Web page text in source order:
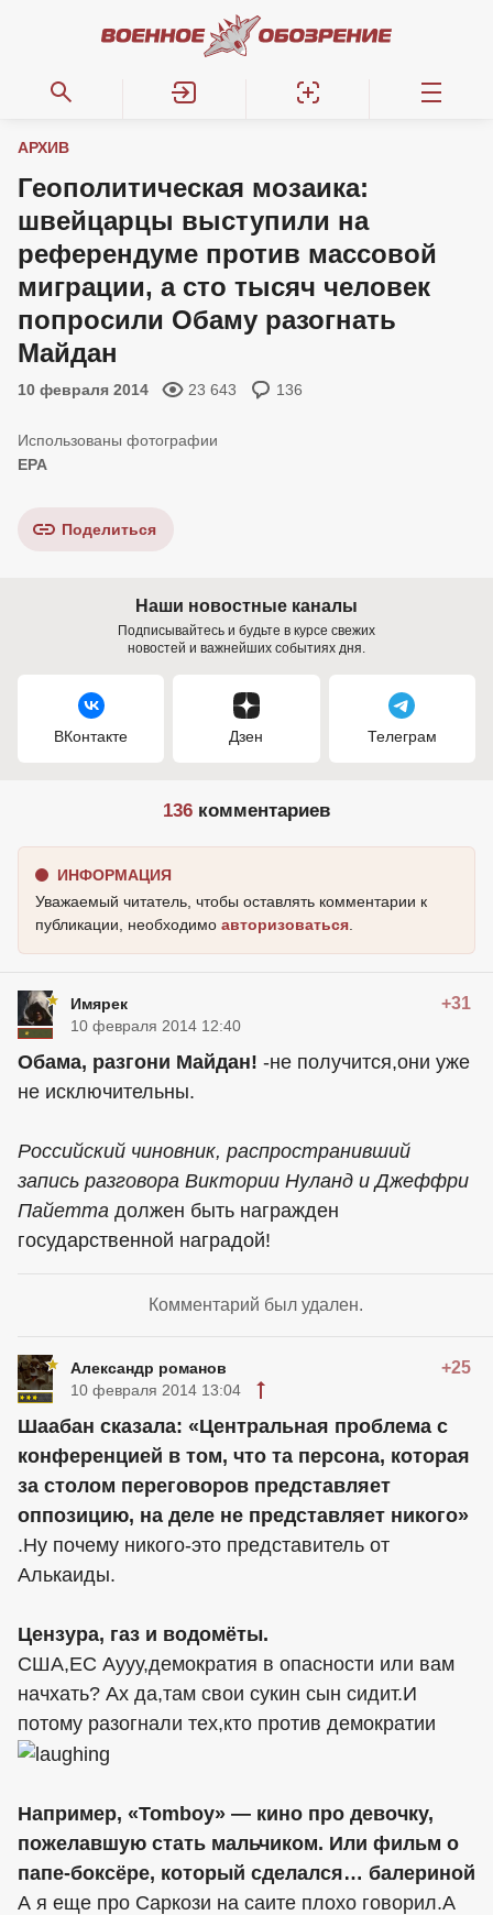
АРХИВ
Геополитическая мозаика:
швейцарцы выступили на
референдуме против массовой
миграции, а сто тысяч человек
попросили Обаму разогнать
Майдан
10 февраля 2014 23 643 136
EPA
Поделиться
Наши новостные каналы
Подписывайтесь и будьте в курсе свежих
новостей и важнейших событиях дня.
ВКонтакте Дзен Телеграм
136 комментариев
ИНФОРМАЦИЯ
Уважаемый читатель, чтобы оставлять комментарии к
публикации, необходимо авторизоваться
Имярек +31
10 февраля 2014 12:40
Обама, разгони Майдан! -не получится,они уже
не исключительны.
Российский чиновник, распространивший
запись разговора Виктории Нуланд и Джеффри
Пайетта должен быть награжден
государственной наградой!
Комментарий был удален.
Александр романов +25
10 февраля 2014 13:04
Шаабан сказала: «Центральная проблема с
конференцией в том, что та персона, которая
за столом переговоров представляет
оппозицию, на деле не представляет никого»
.Ну почему никого-это представитель от
Алькаиды.
Цензура, газ и водомёты.
США,ЕС Аууу,демократия в опасности или вам
начхать? Ах да,там свои сукин сын сидит.И
потому разогнали тех,кто против демократии
Например, «Tomboy» — кино про девочку,
пожелавшую стать мальчиком. Или фильм о
папе-боксёре, который сделался… балериной
А я еще про Саркози на саите плохо говорил.А